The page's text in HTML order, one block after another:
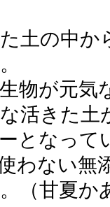
土の中か
物が元
活きた土
となって
わない無
（甘夏か